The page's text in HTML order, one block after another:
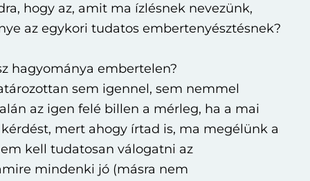
hogy az, amit ma ízlésnek nevezünk,
az egykori tudatos embertenyésztésnek?
hagyománya embertelen?
sem igennel, sem nemmel
az igen felé billen a mérleg, ha a mai
mert ahogy írtad is, ma megélünk a
kell tudatosan válogatni az
mindenki jó (másra nem